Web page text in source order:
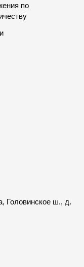
по
Головинское ш., д.